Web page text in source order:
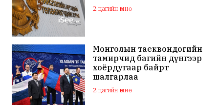
2 цагийн өмнө
Монголын таеквондогийн
тамирчид багийн дүнгээр
хоёрдугаар байрт
шалгарлаа
2 цагийн өмнө